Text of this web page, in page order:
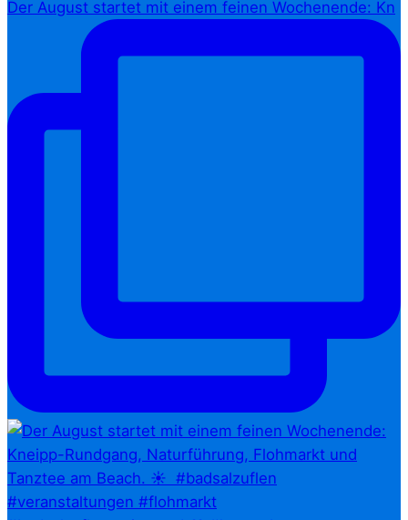
Der August startet mit einem feinen Wochenende: Kn